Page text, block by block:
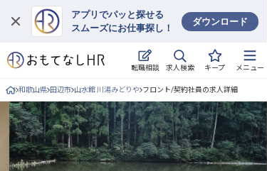
アプリでパッと探せる
スムーズにお仕事探し！
ダウンロード
転職相談 求人検索 キープ メニュー
ログイン
求人・施設を探す
キープした求人
就職・転職 合同説明会
和歌山県 田辺市 山水館 川湯みどりや フロント/契約社員の求人詳細